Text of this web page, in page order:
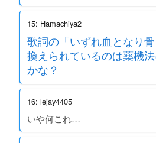
15: Hamachiya2
歌詞の「いずれ血となり
換えられているのは薬機
かな？
16: lejay4405
いや何これ…